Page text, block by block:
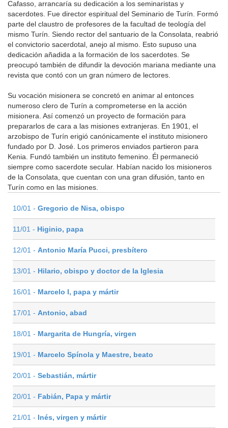
Cafasso, arrancaría su dedicación a los seminaristas y
sacerdotes. Fue director espiritual del Seminario de Turín. Formó
parte del claustro de profesores de la facultad de teología del
mismo Turín. Siendo rector del santuario de la Consolata, reabrió
el convictorio sacerdotal, anejo al mismo. Esto supuso una
dedicación añadida a la formación de los sacerdotes. Se
preocupó también de difundir la devoción mariana mediante una
revista que contó con un gran número de lectores.
Su vocación misionera se concretó en animar al entonces
numeroso clero de Turín a comprometerse en la acción
misionera. Así comenzó un proyecto de formación para
prepararlos de cara a las misiones extranjeras. En 1901, el
arzobispo de Turín erigió canónicamente el instituto misionero
fundado por D. José. Los primeros enviados partieron para
Kenia. Fundó también un instituto femenino. Él permaneció
siempre como sacerdote secular. Habían nacido los misioneros
de la Consolata, que cuentan con una gran difusión, tanto en
Turín como en las misiones.
10/01 - Gregorio de Nisa, obispo
11/01 - Higinio, papa
12/01 - Antonio María Pucci, presbítero
13/01 - Hilario, obispo y doctor de la Iglesia
16/01 - Marcelo I, papa y mártir
17/01 - Antonio, abad
18/01 - Margarita de Hungría, virgen
19/01 - Marcelo Spínola y Maestre, beato
20/01 - Sebastián, mártir
20/01 - Fabián, Papa y mártir
21/01 - Inés, virgen y mártir